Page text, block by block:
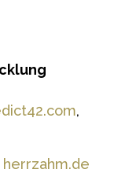
,
herrzahm.de